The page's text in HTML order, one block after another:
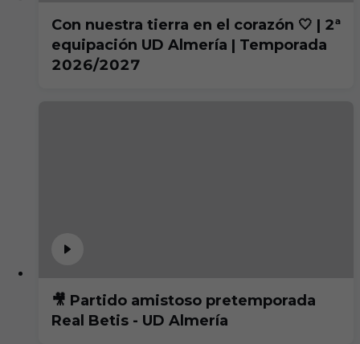
Con nuestra tierra en el corazón 🤍 | 2ª
equipación UD Almería | Temporada
2026/2027
🎥 Partido amistoso pretemporada
Real Betis - UD Almería